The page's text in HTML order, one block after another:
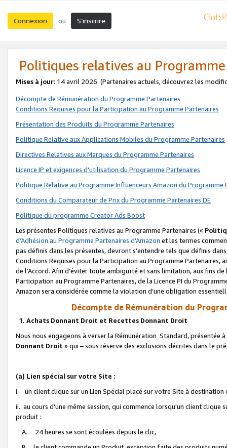
Connexion ou S’inscrire
Politiques relatives au
Mises à jour: 14 avril 2026 (Partenaires actuels, découvrez les
Décompte de Rémunération du Programme Partenaires
Conditions Requises pour la Participation au Programme Partenaires
Présentation des Produits du Programme Partenaires
Politique Relative aux Applications Mobiles du Programme Partenaires
Directives Relatives aux Marques du Programme Partenaires
Licence IP et exigences d'utilisation du Programme Partenaires
Politique Relative au Programme Influenceurs Amazon du Programme
Conditions du Comparateur de Prix du Programme Partenaires DE
Politique du programme Creator Ads Boost
Les présentes Politiques relatives au Programme Partenaires («
d’Adhésion au Programme Partenaires d'Amazon et les termes
pas définis dans les présentes, devront s'entendre tels que définis
Conditions Requises pour la Participation au Programme Partenaires,
de l'Accord. Afin d’éviter toute ambiguïté et sans limitation, aux fins
Participation au Programme Partenaires, de la Licence PI du
Amazon sera considérée comme la violation d’une obligation
Décompte de Rémunération du
1. Achats Donnant Droit et Recettes Donnant Droit
Nous nous engageons à verser la Rémunération Standard, présentée
Donnant Droit » qui – sous réserve des exclusions décrites dans le
(a) Lien spécial sur votre Site :
i. un client clique sur un Lien Spécial placé sur votre Site à destination
ii. au cours d'une même session, qui commence lorsqu'un client
produit :
A. 24 heures se sont écoulées depuis le clic,